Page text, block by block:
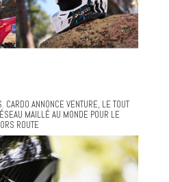
ANNONCE VENTURE, LE TOUT
MAILLÉ AU MONDE POUR LE
ROUTE